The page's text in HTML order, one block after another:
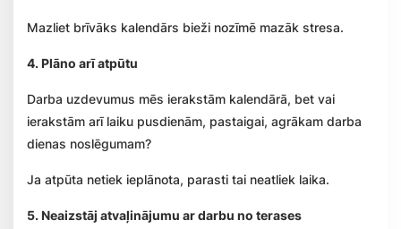
Mazliet brīvāks kalendārs bieži nozīmē mazāk stresa.
4. Plāno arī atpūtu
Darba uzdevumus mēs ierakstām kalendārā, bet vai
ierakstām arī laiku pusdienām, pastaigai, agrākam darba
dienas noslēgumam?
Ja atpūta netiek ieplānota, parasti tai neatliek laika.
5. Neaizstāj atvaļinājumu ar darbu no terases